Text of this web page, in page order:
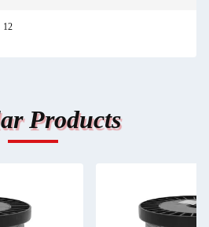
12
Products